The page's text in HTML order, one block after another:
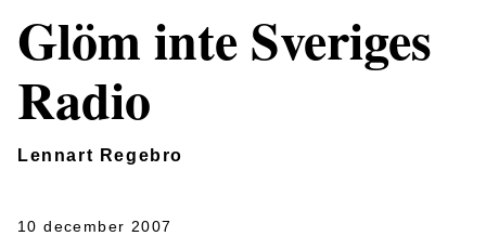
Glöm inte Sveriges
Radio
Lennart Regebro
10 december 2007